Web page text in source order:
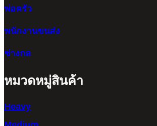
พ่อครัว
พนักงานขนส่ง
ช่างกล
หมวดหมู่สินค้า
Heavy